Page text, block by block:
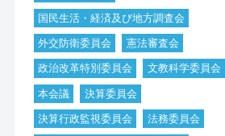
国民生活・経済及び地方調査会
外交防衛委員会
憲法審査会
政治改革特別委員会
文教科学委員会
本会議
決算委員会
決算行政監視委員会
法務委員会